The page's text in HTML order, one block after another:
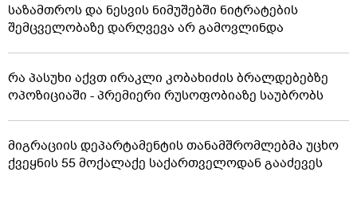
საზამთროს და ნესვის ნიმუშებში ნიტრატების
შემცველობაზე დარღვევა არ გამოვლინდა
რა პასუხი აქვთ ირაკლი კობახიძის ბრალდებებზე
ოპოზიციაში - პრემიერი რუსოფობიაზე საუბრობს
მიგრაციის დეპარტამენტის თანამშრომლებმა უცხო
ქვეყნის 55 მოქალაქე საქართველოდან გააძევეს